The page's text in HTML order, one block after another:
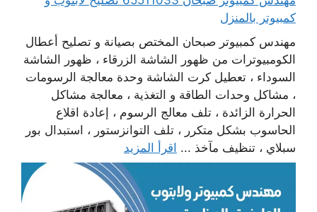
كمبيوتر بالمنزل
مهندس كمبيوتر صبحان المختص بصيانة و تصليح أعطال
الكومبيوترات من ظهور الشاشة الزرقاء ، ظهور الشاشة
السوداء ، تعطيل كرت الشاشة وحدة معالجة الرسومات
، مشاكل وحدات الطاقة و التغذية ، معالجة مشاكل
الحرارة الزائدة ، تلف معالج الرسوم ، إعادة اقلاع
الحاسوب بشكل متكرر ، تلف التوانزستور ، استبدال بور
سبلاي ، تنظيف مآخذ ... اقرأ المزيد